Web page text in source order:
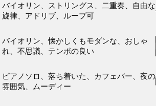
バイオリン、ストリングス、二重奏、自由な
旋律、アドリブ、ループ可
バイオリン、懐かしくもモダンな、おしゃ
れ、不思議、テンポの良い
ピアノソロ、落ち着いた、カフェバー、夜の
雰囲気、ムーディー